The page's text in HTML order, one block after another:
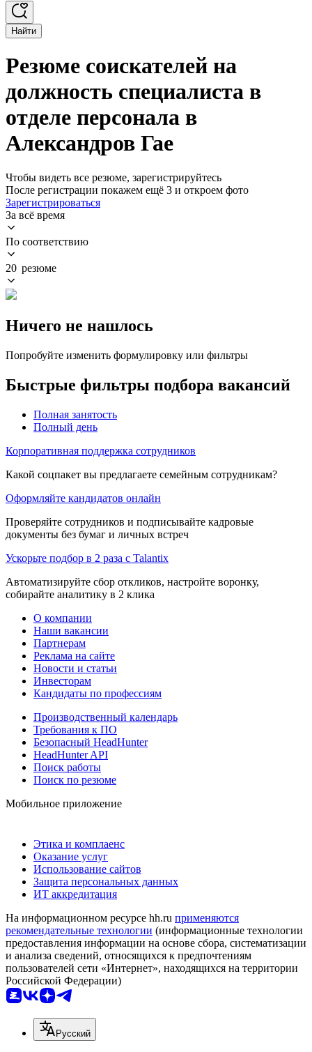
Найти
Резюме соискателей на
должность специалиста в
отделе персонала в
Александров Гае
Чтобы видеть все резюме, зарегистрируйтесь
После регистрации покажем ещё 3 и откроем фото
Зарегистрироваться
За всё время
По соответствию
20 резюме
Ничего не нашлось
Попробуйте изменить формулировку или фильтры
Быстрые фильтры подбора вакансий
Полная занятость
Полный день
Корпоративная поддержка сотрудников
Какой соцпакет вы предлагаете семейным сотрудникам?
Оформляйте кандидатов онлайн
Проверяйте сотрудников и подписывайте кадровые
документы без бумаг и личных встреч
Ускорьте подбор в 2 раза с Talantix
Автоматизируйте сбор откликов, настройте воронку,
собирайте аналитику в 2 клика
О компании
Наши вакансии
Партнерам
Реклама на сайте
Новости и статьи
Инвесторам
Кандидаты по профессиям
Производственный календарь
Требования к ПО
Безопасный HeadHunter
HeadHunter API
Поиск работы
Поиск по резюме
Мобильное приложение
Этика и комплаенс
Оказание услуг
Использование сайтов
Защита персональных данных
ИТ аккредитация
На информационном ресурсе hh.ru применяются
рекомендательные технологии (информационные технологии
предоставления информации на основе сбора, систематизации
и анализа сведений, относящихся к предпочтениям
пользователей сети «Интернет», находящихся на территории
Российской Федерации)
Русский